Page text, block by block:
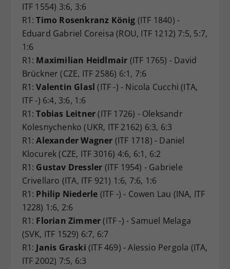
ITF 1554) 3:6, 3:6
R1:Timo Rosenkranz König (ITF 1840) -
Eduard Gabriel Coreisa (ROU, ITF 1212) 7:5, 5:7,
1:6
R1: Maximilian Heidlmair (ITF 1765) - David
Brückner (CZE, ITF 2586) 6:1, 7:6
R1:Valentin Glasl (ITF -) - Nicola Cucchi (ITA,
ITF -) 6:4, 3:6, 1:6
R1:Tobias Leitner(ITF 1726) - Oleksandr
Kolesnychenko (UKR, ITF 2162) 6:3, 6:3
R1:Alexander Wagner (ITF 1718) - Daniel
Klocurek (CZE, ITF 3016) 4:6, 6:1, 6:2
R1: Gustav Dressler (ITF 1954) - Gabriele
Crivellaro (ITA, ITF 921) 1:6, 7:6, 1:6
R1: Philip Niederle (ITF -) - Cowen Lau (INA, ITF
1228) 1:6, 2:6
R1: Florian Zimmer(ITF -) - Samuel Melaga
(SVK, ITF 1529) 6:7, 6:7
R1: Janis Graski (ITF 469) - Alessio Pergola (ITA,
ITF 2002) 7:5, 6:3